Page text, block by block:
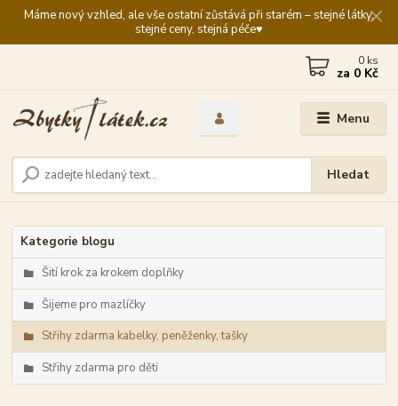
Máme nový vzhled, ale vše ostatní zůstává při starém – stejné látky,
stejné ceny, stejná péče♥️
Menu
Hledat
0 ks
za 0 Kč
Kategorie blogu
Šití krok za krokem doplňky
Šijeme pro mazlíčky
Střihy zdarma kabelky, peněženky, tašky
Střihy zdarma pro děti